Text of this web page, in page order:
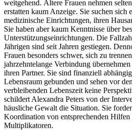
weitgehend. Ältere Frauen nehmen
erstatten kaum Anzeige. Sie suchen sich
medizinische Einrichtungen, ihren
Sie haben aber kaum Kenntnisse über
Unterstützungseinrichtungen. Die
Jährigen sind seit Jahren gestiegen.
Frauen besonders schwer, sich zu
jahrzehntelange Verbindung
ihren Partner. Sie sind finanziell
Lebensraum gebunden und sehen vor
verbleibenden Lebenszeit keine
schildert Alexandra Peters von der
häusliche Gewalt die Situation. Sie
Koordination von entsprechenden
Multiplikatoren.